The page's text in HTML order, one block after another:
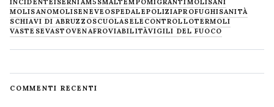
INCIDENTEISERNIAM5SMALTEMPOMIGRANTIMOLISANI
MOLISANOMOLISENEVE OSPEDALEPOLIZIAPROFUGHISANITÀ
SCHIAVI DI ABRUZZOSCUOLASELECONTROLLOTERMOLI
VASTESEVASTOVENAFROVIABILITÀVIGILI DEL FUOCO
COMMENTI RECENTI